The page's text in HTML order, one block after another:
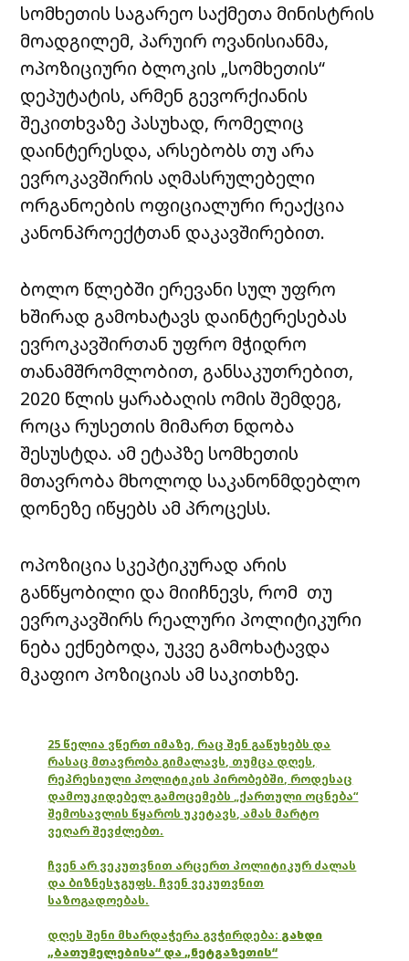
სომხეთის საგარეო საქმეთა მინისტრის
მოადგილემ, პარუირ ოვანისიანმა,
ოპოზიციური ბლოკის „სომხეთის“
დეპუტატის, არმენ გევორქიანის
შეკითხვაზე პასუხად, რომელიც
დაინტერესდა, არსებობს თუ არა
ევროკავშირის აღმასრულებელი
ორგანოების ოფიციალური რეაქცია
კანონპროექტთან დაკავშირებით.
ბოლო წლებში ერევანი სულ უფრო
ხშირად გამოხატავს დაინტერესებას
ევროკავშირთან უფრო მჭიდრო
თანამშრომლობით, განსაკუთრებით,
2020 წლის ყარაბაღის ომის შემდეგ,
როცა რუსეთის მიმართ ნდობა
შესუსტდა. ამ ეტაპზე სომხეთის
მთავრობა მხოლოდ საკანონმდებლო
დონეზე იწყებს ამ პროცესს.
ოპოზიცია სკეპტიკურად არის
განწყობილი და მიიჩნევს, რომ თუ
ევროკავშირს რეალური პოლიტიკური
ნება ექნებოდა, უკვე გამოხატავდა
მკაფიო პოზიციას ამ საკითხზე.
25 წელია ვწერთ იმაზე, რაც შენ გაწუხებს და
რასაც მთავრობა გიმალავს, თუმცა დღეს,
რეპრესიული პოლიტიკის პირობებში, როდესაც
დამოუკიდებელ გამოცემებს „ქართული ოცნება“
შემოსავლის წყაროს უკეტავს, ამას მარტო
ვეღარ შევძლებთ.
ჩვენ არ ვეკუთვნით არცერთ პოლიტიკურ ძალას
და ბიზნესჯგუფს. ჩვენ ვეკუთვნით
საზოგადოებას.
დღეს შენი მხარდაჭერა გვჭირდება: გახდი
„ბათუმელებისა“ და „ნეტგაზეთის“